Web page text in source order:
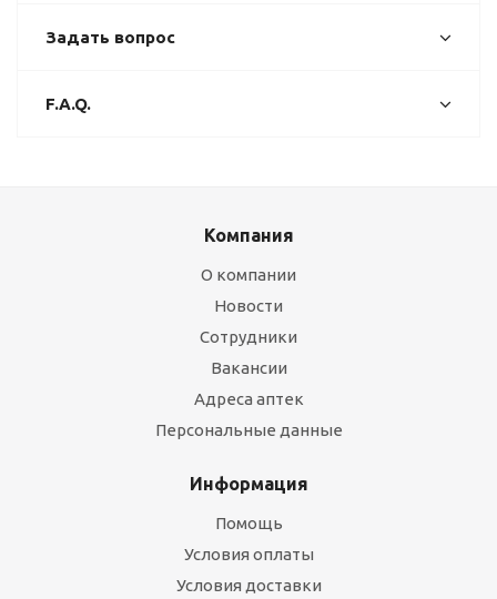
Задать вопрос
F.A.Q.
Компания
О компании
Новости
Сотрудники
Вакансии
Адреса аптек
Персональные данные
Информация
Помощь
Условия оплаты
Условия доставки